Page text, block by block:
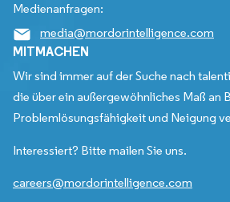
Medienanfragen:
media@mordorintelligence.com
MITMACHEN
Wir sind immer auf der Suche nach
die über ein außergewöhnliches Maß an
Problemlösungsfähigkeit und Neigung
Interessiert? Bitte mailen Sie uns.
careers@mordorintelligence.com